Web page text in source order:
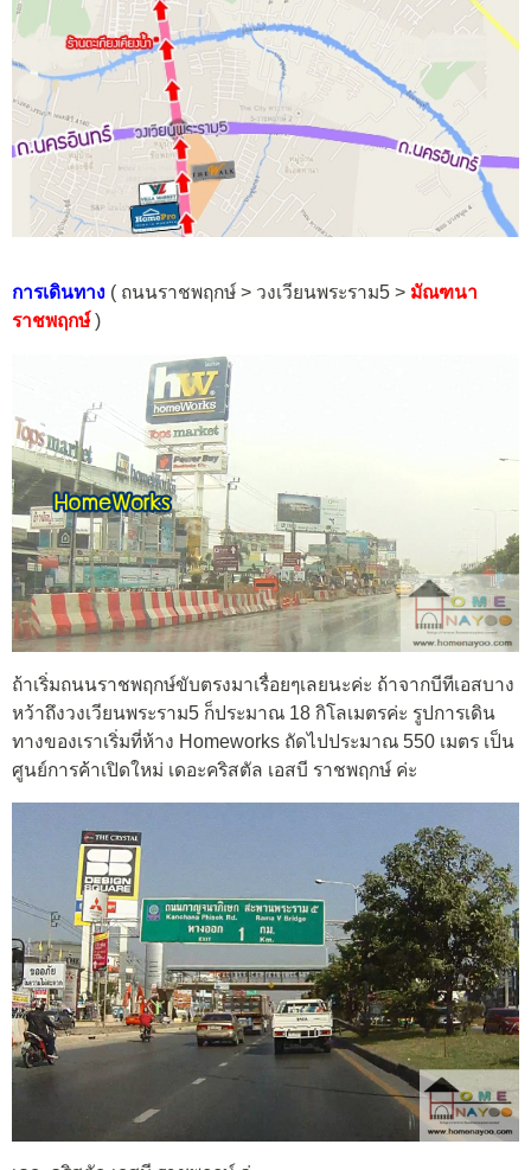
การเดินทาง ( ถนนราชพฤกษ์ > วงเวียนพระราม5 > มัณฑนา
ราชพฤกษ์)
ถ้าเริ่มถนนราชพฤกษ์ขับตรงมาเรื่อยๆเลยนะค่ะ ถ้าจากบีทีเอสบาง
หว้าถึงวงเวียนพระราม5 ก็ประมาณ 18 กิโลเมตรค่ะ รูปการเดิน
ทางของเราเริ่มที่ห้าง Homeworks ถัดไปประมาณ 550 เมตร เป็น
ศูนย์การค้าเปิดใหม่ เดอะคริสตัล เอสบี ราชพฤกษ์ ค่ะ